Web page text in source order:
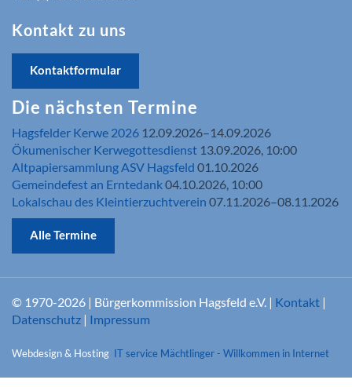
Kontakt zu uns
Kontaktformular
Die nächsten Termine
Hagsfelder Kerwe 2026 12.09.2026–14.09.2026
Ökumenischer Kerwegottesdienst 13.09.2026, 10:00
Altpapiersammlung ASV Hagsfeld 01.10.2026
Gemeindefest an Erntedank04.10.2026, 10:00
Lokalschau des Kleintierzuchtverein 07.11.2026–08.11.2026
Alle Termine
© 1970-2026 | Bürgerkommission Hagsfeld e.V. | Kontakt |
Datenschutz | Impressum
Webdesign & Hosting IT service Mächtlinger - Willkommen in Internet